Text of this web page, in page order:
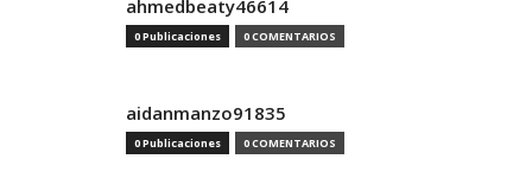
ahmedbeaty46614
0 Publicaciones 0 COMENTARIOS
aidanmanzo91835
0 Publicaciones 0 COMENTARIOS